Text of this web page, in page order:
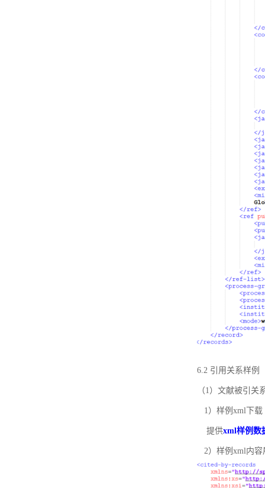
6.2 引用关系样例
（1）文献被引关
1）样例xml下载
提供xml样例数
2）样例xml内容